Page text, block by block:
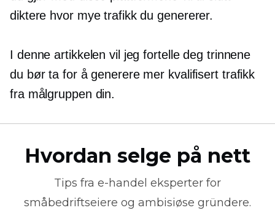
diktere hvor mye trafikk du genererer.
I denne artikkelen vil jeg fortelle deg trinnene
du bør ta for å generere mer kvalifisert trafikk
fra målgruppen din.
Hvordan selge på nett
Tips fra e-handel eksperter for
småbedriftseiere og ambisiøse gründere.